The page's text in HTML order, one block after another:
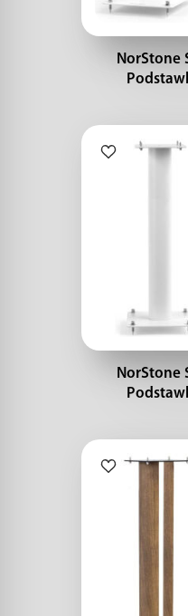
NorStone
NorStone